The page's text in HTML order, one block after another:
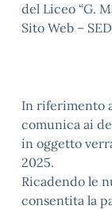
del Liceo “G.
Sito Web –
In riferimento
comunica ai
in oggetto
2025.
Ricadendo le
consentita la